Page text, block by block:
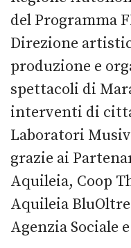
del Programma
Direzione
produzione e
spettacoli di
interventi di
Laboratori
grazie ai
Aquileia, Coop
Aquileia
Agenzia Sociale